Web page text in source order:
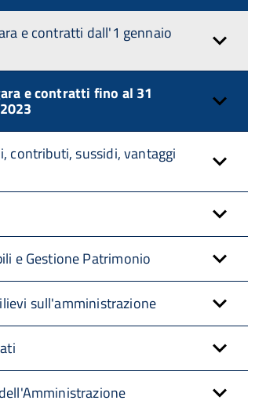
e contratti dall'1 gennaio
e contratti fino al 31
contributi, sussidi, vantaggi
e Gestione Patrimonio
sull'amministrazione